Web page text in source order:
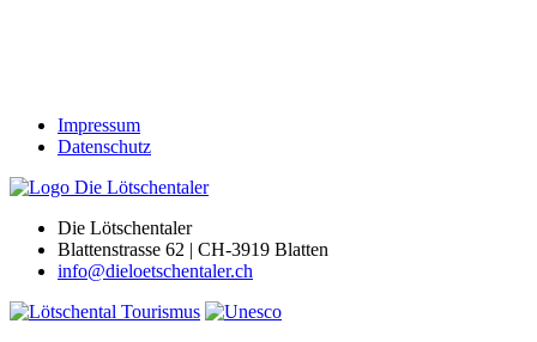
Impressum
Datenschutz
Die Lötschentaler
Blattenstrasse 62 | CH-3919 Blatten
info@dieloetschentaler.ch